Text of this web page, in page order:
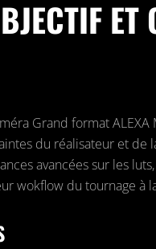
ET
Grand format ALEXA
du réalisateur et de
avancées sur les
wokflow du tournage à